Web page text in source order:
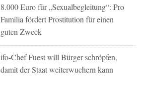
8.000 Euro für „Sexualbegleitung“: Pro
Familia fördert Prostitution für einen
guten Zweck
ifo-Chef Fuest will Bürger schröpfen,
damit der Staat weiterwuchern kann